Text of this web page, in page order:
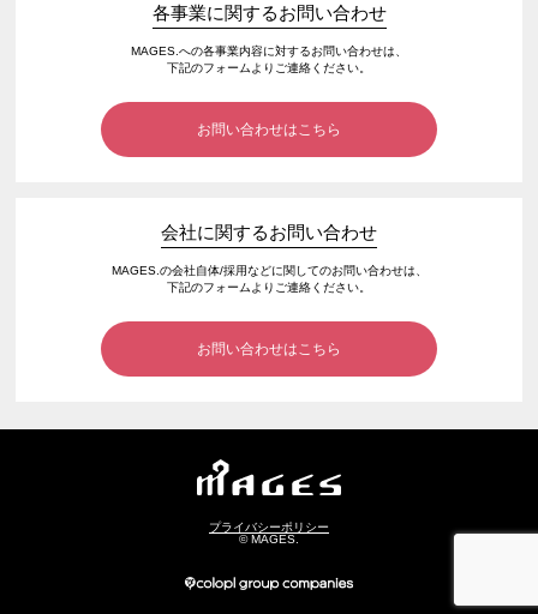
各事業に関するお問い合わせ
MAGES.への各事業内容に対するお問い合わせは、
下記のフォームよりご連絡ください。
お問い合わせはこちら
会社に関するお問い合わせ
MAGES.の会社自体/採用などに関してのお問い合わせは、
下記のフォームよりご連絡ください。
お問い合わせはこちら
プライバシーポリシー
© MAGES.